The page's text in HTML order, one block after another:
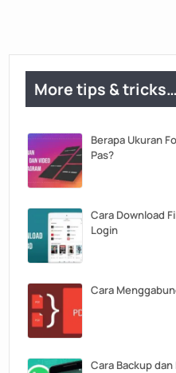
More tips & tricks…
Berapa Ukuran
Pas?
Cara Download
Login
Cara
Cara Backup